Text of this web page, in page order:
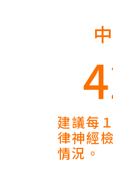
建議每
律神經
情況。